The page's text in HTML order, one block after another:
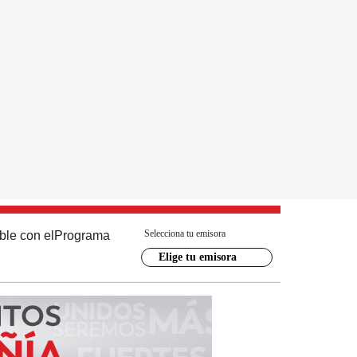
con el Programa Selecciona tu emisora
Elige tu emisora